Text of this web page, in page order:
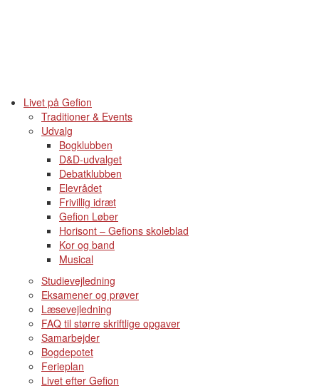
Livet på Gefion
Traditioner & Events
Udvalg
Bogklubben
D&D-udvalget
Debatklubben
Elevrådet
Frivillig idræt
Gefion Løber
Horisont – Gefions skoleblad
Kor og band
Musical
Studievejledning
Eksamener og prøver
Læsevejledning
FAQ til større skriftlige opgaver
Samarbejder
Bogdepotet
Ferieplan
Livet efter Gefion